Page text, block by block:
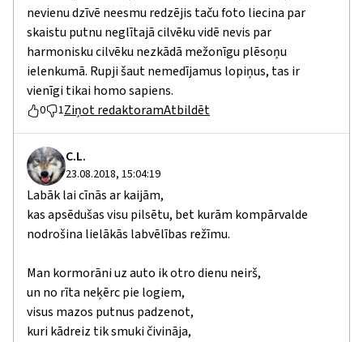
nevienu dzīvē neesmu redzējis taču foto liecina par
skaistu putnu neglītajā cilvēku vidē nevis par
harmonisku cilvēku nezkādā mežonīgu plēsoņu
ielenkumā. Rupji šaut nemedījamus lopiņus, tas ir
vienīgi tikai homo sapiens.
0 1Ziņot redaktoramAtbildēt
C.L.
23.08.2018, 15:04:19
Labāk lai cīnās ar kaijām,
kas apsēdušas visu pilsētu, bet kurām kompārvalde
nodrošina lielākās labvēlības režīmu.
Man kormorāni uz auto ik otro dienu neirš,
un no rīta neķērc pie logiem,
visus mazos putnus padzenot,
kuri kādreiz tik smuki čivināja,